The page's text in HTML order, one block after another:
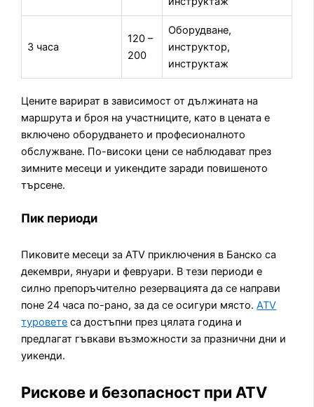
3 часа
120 –
200
Оборудване,
инструктор,
инструктаж
Цените варират в зависимост от дължината на
маршрута и броя на участниците, като в цената е
включено оборудването и професионалното
обслужване. По-високи цени се наблюдават през
зимните месеци и уикендите заради повишеното
търсене.
Пик периоди
Пиковите месеци за ATV приключения в Банско са
декември, януари и февруари. В тези периоди е
силно препоръчително резервацията да се направи
поне 24 часа по-рано, за да се осигури място.ATV
туровете са достъпни през цялата година и
предлагат гъвкави възможности за празнични дни и
уикенди.
Рискове и безопасност при ATV